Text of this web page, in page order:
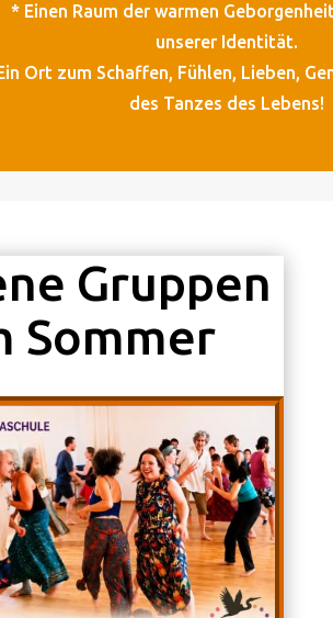
* Einen Raum der warmen
unserer Identität.
Ort zum Schaffen, Fühlen, Lieben,
des Tanzes des Lebens!
Gruppen
Sommer